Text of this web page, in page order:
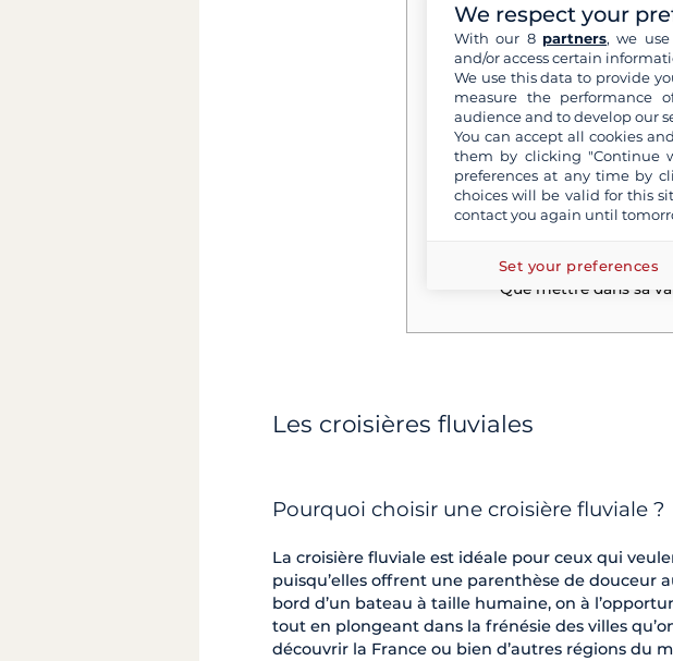
Quel budget prévoir ?
4. Les croisières privées
Pourquoi choisir une
À quoi s’attendre à
Où partir en croisière
Quel budget prévoir ?
5. Conseils pratiques
Passeport
Pourboires
Que mettre dans sa
Les croisières fluviales
Pourquoi choisir une croisière fluviale ?
La croisière fluviale est idéale pour ceux qui
puisqu’elles offrent une parenthèse de douceur
bord d’un bateau à taille humaine, on à
tout en plongeant dans la frénésie des villes
découvrir la France ou bien d’autres régions du
We respect your
With our 8 partners, we
and/or access certain
We use this data to provide
measure the performance
audience and to develop our
You can accept all cookies
them by clicking "Continue
preferences at any time by
choices will be valid for this
contact you again until
Set your preferences